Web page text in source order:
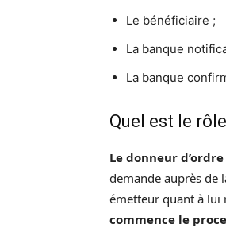
Le bénéficiaire ;
La banque
La banque
Quel est le
Le donneur
demande auprès de
émetteur quant à lui
commence le